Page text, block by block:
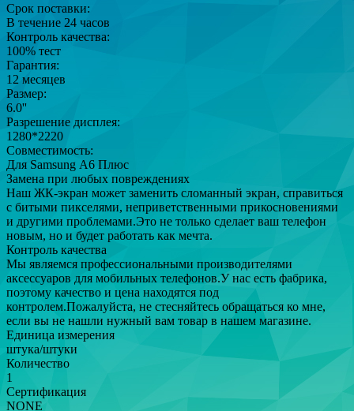
Срок поставки:
В течение 24 часов
Контроль качества:
100% тест
Гарантия:
12 месяцев
Размер:
6.0''
Разрешение дисплея:
1280*2220
Совместимость:
Для Samsung А6 Плюс
Замена при любых повреждениях
Наш ЖК-экран может заменить сломанный экран, справиться
с битыми пикселями, неприветственными прикосновениями
и другими проблемами.Это не только сделает ваш телефон
новым, но и будет работать как мечта.
Контроль качества
Мы являемся профессиональными производителями
аксессуаров для мобильных телефонов.У нас есть фабрика,
поэтому качество и цена находятся под
контролем.Пожалуйста, не стесняйтесь обращаться ко мне,
если вы не нашли нужный вам товар в нашем магазине.
Единица измерения
штука/штуки
Количество
1
Сертификация
NONE